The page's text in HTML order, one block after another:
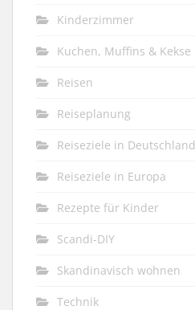
Kinderzimmer
Kuchen, Muffins & Kekse
Reisen
Reiseplanung
Reiseziele in Deutschland
Reiseziele in Europa
Rezepte für Kinder
Scandi-DIY
Skandinavisch wohnen
Technik